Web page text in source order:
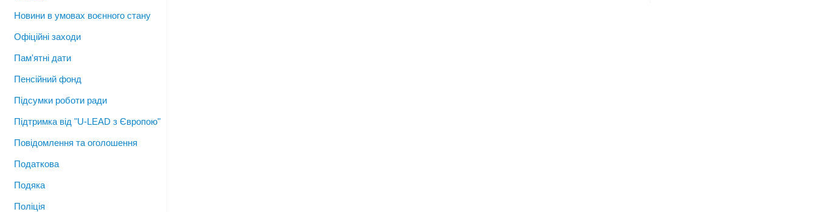
Новини в умовах воєнного стану
Офіційні заходи
Пам'ятні дати
Пенсійний фонд
Підсумки роботи ради
Підтримка від "U-LEAD з Європою"
Повідомлення та оголошення
Податкова
Подяка
Поліція